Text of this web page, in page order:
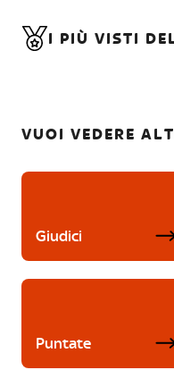
I PIÙ VISTI
VUOI VEDERE
Giudici
Puntate